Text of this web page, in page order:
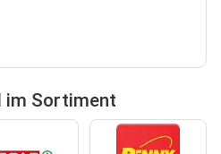
im Sortiment